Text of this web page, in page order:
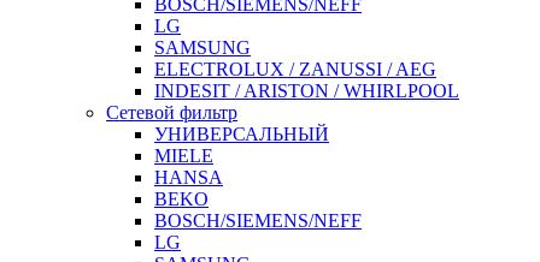
BOSCH/SIEMENS/NEFF
LG
SAMSUNG
ELECTROLUX / ZANUSSI / AEG
INDESIT / ARISTON / WHIRLPOOL
Сетевой фильтр
УНИВЕРСАЛЬНЫЙ
MIELE
HANSA
BEKO
BOSCH/SIEMENS/NEFF
LG